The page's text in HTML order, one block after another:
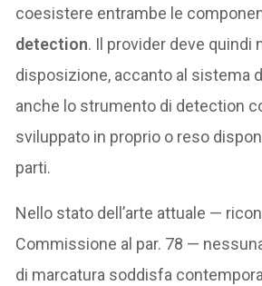
coesistere entrambe le
detection. Il provider deve quindi
disposizione, accanto al sistema
anche lo strumento di detection
sviluppato in proprio o reso
parti.
Nello stato dell’arte attuale —
Commissione al par. 78 —
di marcatura soddisfa